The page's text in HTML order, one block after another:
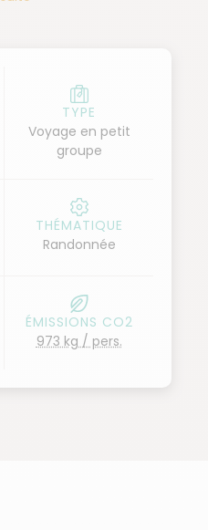
des foules. En 4x4, vous
de la culture et des
attend : hébergements
pour savourer la
multicolores,
noir et icebergs
se rejoignent dans
TYPE
Voyage en petit
groupe
THÉMATIQUE
Randonnée
ÉMISSIONS CO2
973 kg / pers.